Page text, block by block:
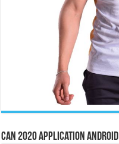
CAN 2020 Application Android